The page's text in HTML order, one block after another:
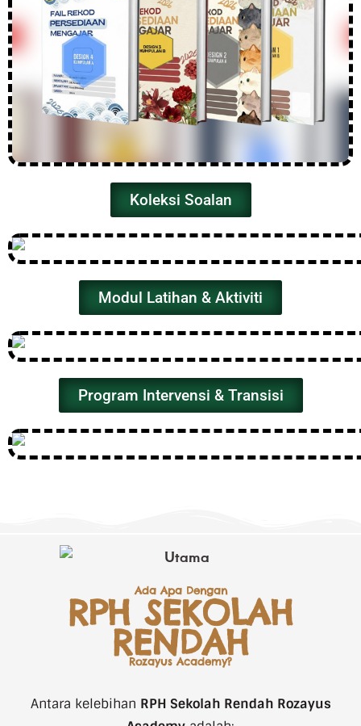
Koleksi Soalan
Modul Latihan & Aktiviti
Program Intervensi & Transisi
Ada Apa Dengan
RPH SEKOLAH
RENDAH
Rozayus Academy?
Antara kelebihan RPH Sekolah Rendah Rozayus